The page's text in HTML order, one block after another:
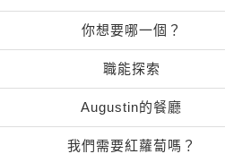
你想要哪一個？
職能探索
Augustin的餐廳
我們需要紅蘿蔔嗎？